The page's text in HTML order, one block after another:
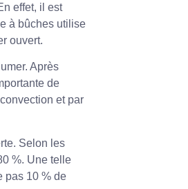
effet, il est
à bûches utilise
ouvert.
Après
de
et par
Selon les
%. Une telle
pas 10 % de